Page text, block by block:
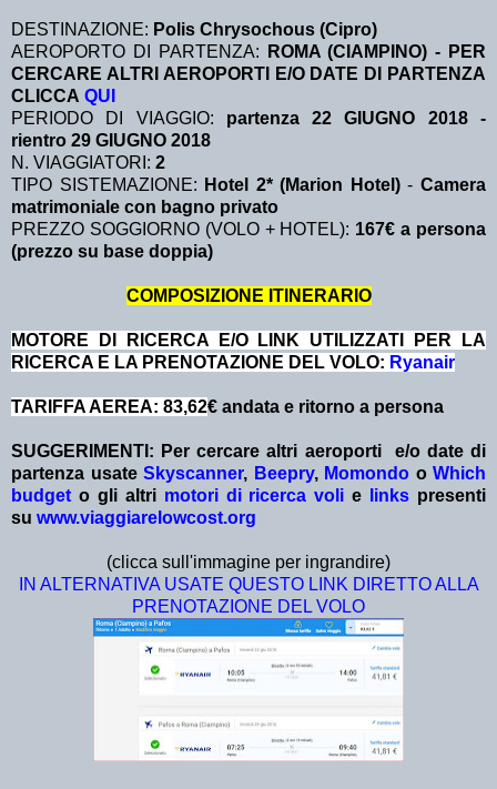
DESTINAZIONE: Polis Chrysochous (Cipro)
AEROPORTO DI PARTENZA:
ROMA (CIAMPINO) - PER
CERCARE ALTRI AEROPORTI E/O DATE DI PARTENZA
CLICCA QUI
PERIODO DI VIAGGIO: partenza 22 GIUGNO 2018 -
rientro 29 GIUGNO 2018
N. VIAGGIATORI: 2
TIPO SISTEMAZIONE: Hotel 2* (Marion Hotel)-Camera
matrimoniale con bagno privato
PREZZO SOGGIORNO (VOLO + HOTEL): 167€ a persona
(prezzo su base doppia)
COMPOSIZIONE ITINERARIO
MOTORE DI RICERCA E/O LINK UTILIZZATI PER LA
RICERCA E LA PRENOTAZIONE DEL VOLO: Ryanair
TARIFFA AEREA: 83,62€ andata e ritorno a persona
SUGGERIMENTI: Per cercare altri aeroporti e/o date di
partenza usate Skyscanner, Beepry, Momondo o Which
budget o gli altri motori di ricerca voli e links presenti
su www.viaggiarelowcost.org
(clicca sull'immagine per ingrandire)
IN ALTERNATIVA USATE QUESTO LINK DIRETTO ALLA
PRENOTAZIONE DEL VOLO